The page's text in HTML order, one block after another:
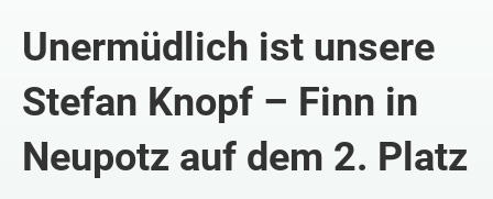
Unermüdlich ist unsere
Stefan Knopf – Finn in
Neupotz auf dem 2. Platz